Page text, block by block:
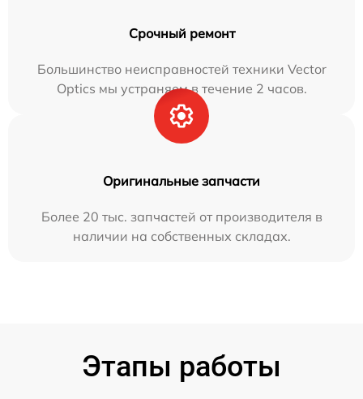
Срочный ремонт
Большинство неисправностей техники Vector
Optics мы устраняем в течение 2 часов.
Оригинальные запчасти
Более 20 тыс. запчастей от производителя в
наличии на собственных складах.
Этапы работы